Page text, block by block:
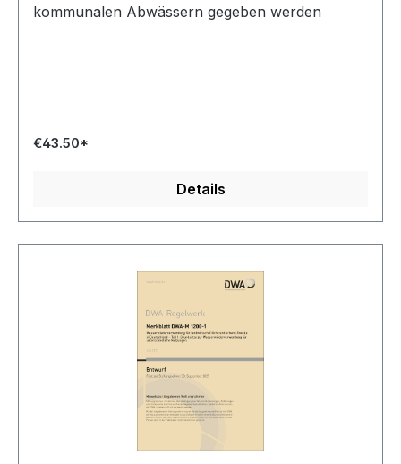
kommunalen Abwässern gegeben werden
€43.50*
Details